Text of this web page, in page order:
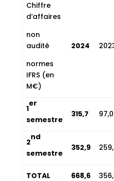
Chiffre
d’affaires
non
audité
normes
IFRS (en
M€)
2024
1
er
semestre
315,7 97,0
2
nd
semestre
352,9
TOTAL 668,6